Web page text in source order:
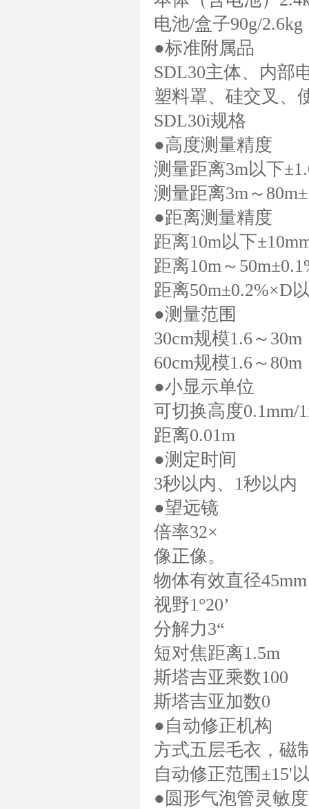
电池/盒子90g/2.6kg
●标准附属品
SDL30主体、内部
塑料罩、硅交叉、
SDL30i规格
●高度测量精度
测量距离3m以下
测量距离3m～
●距离测量精度
距离10m以下
距离10m～
距离50m±0.2%×D
●测量范围
30cm规模1.6～30m
60cm规模1.6～80m
●小显示单位
可切换高度0.1mm/
距离0.01m
●测定时间
3秒以内、1秒以内
●望远镜
倍率32×
像正像。
物体有效直径45mm
视野1°20’
分解力3“
短对焦距离1.5m
斯塔吉亚乘数100
斯塔吉亚加数0
●自动修正机构
方式五层毛衣，磁
自动修正范围±15'
●圆形气泡管灵敏度